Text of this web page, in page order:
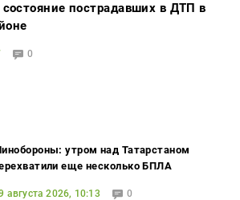
состояние пострадавших в ДТП в
0
утром над Татарстаном
еще несколько БПЛА
августа 2026, 10:13 0